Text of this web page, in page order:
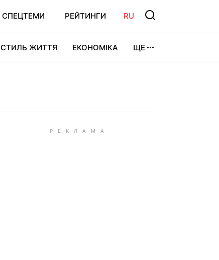
СПЕЦТЕМИ РЕЙТИНГИ RU
СТИЛЬ ЖИТТЯ ЕКОНОМІКА ЩЕ